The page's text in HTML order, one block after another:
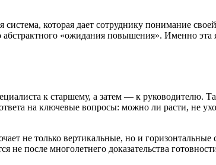
которая дает сотруднику понимание
абстрактного «ожидания повышения». Именно эта
к старшему, а затем — к руководителю.
на ключевые вопросы: можно ли расти, не
не только вертикальные, но и горизонтальные
не после многолетнего доказательства